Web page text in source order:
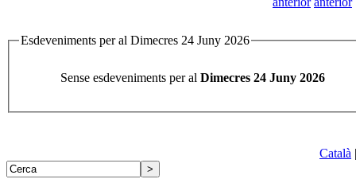
Esdeveniments per al Dimecres 24 Juny 2026
Sense esdeveniments per al Dimecres 24 Juny 2026
Català